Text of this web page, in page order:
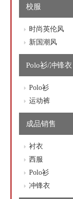
校服
时尚英伦风
新国潮风
Polo衫/冲锋衣
Polo衫
运动裤
成品销售
衬衣
西服
Polo衫
冲锋衣